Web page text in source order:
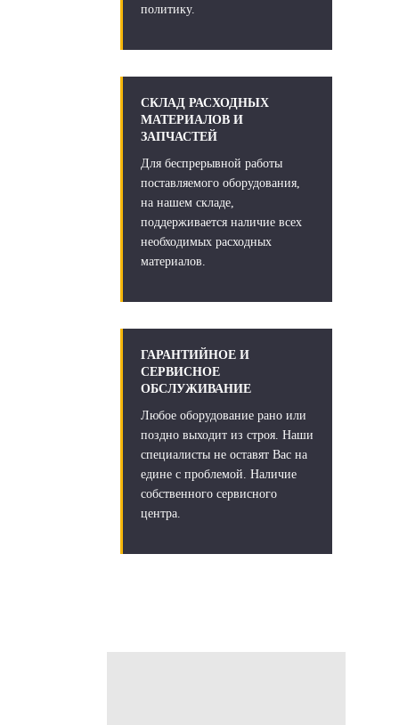
политику.
СКЛАД РАСХОДНЫХ
МАТЕРИАЛОВ И
ЗАПЧАСТЕЙ
Для беспрерывной работы
поставляемого оборудования,
на нашем складе,
поддерживается наличие всех
необходимых расходных
материалов.
ГАРАНТИЙНОЕ И
СЕРВИСНОЕ
ОБСЛУЖИВАНИЕ
Любое оборудование рано или
поздно выходит из строя. Наши
специалисты не оставят Вас на
едине с проблемой. Наличие
собственного сервисного
центра.